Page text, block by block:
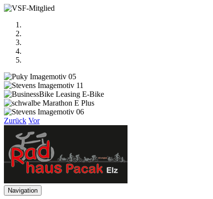
Zurück Vor
Navigation